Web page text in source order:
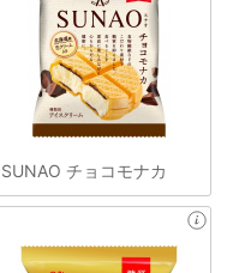
SUNAO チョコモナカ